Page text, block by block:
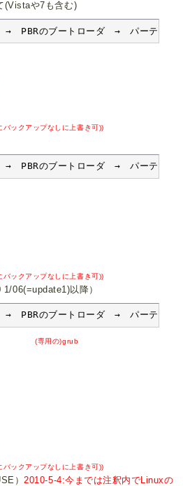
(Vistaや7も含む)
→　PBRのブートローダ　→　パーティシ
ックアップなしに上書き可))
→　PBRのブートローダ　→　パーティシ
ックアップなしに上書き可))
06(=update1)以降）
→　PBRのブートローダ　→　パーティシ
ル (専用の)grub
ックアップなしに上書き可))
） 2010-5-4:今までは注釈内でLinuxの